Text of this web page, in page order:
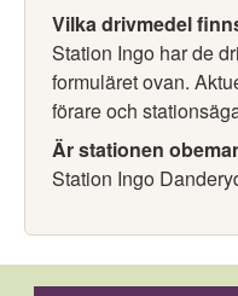
Vilka drivmedel
Station Ingo har de
formuläret ovan.
förare och
Är stationen
Station Ingo